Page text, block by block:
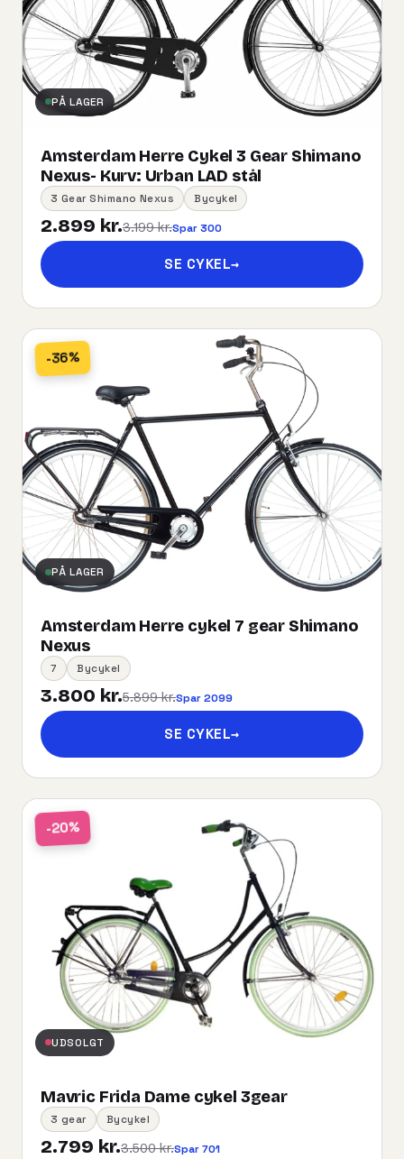
PÅ LAGER
Amsterdam Herre Cykel 3 Gear Shimano
Nexus- Kurv:​ ​Urban​ ​LAD​ ​stål
3 Gear Shimano Nexus Bycykel
2.899 kr.3.199 kr.Spar 300
SE CYKEL→
-36%
PÅ LAGER
Amsterdam Herre cykel 7 gear Shimano
Nexus
7 Bycykel
3.800 kr.5.899 kr.Spar 2099
SE CYKEL→
-20%
UDSOLGT
Mavric Frida Dame cykel 3gear
3 gear Bycykel
2.799 kr.3.500 kr.Spar 701